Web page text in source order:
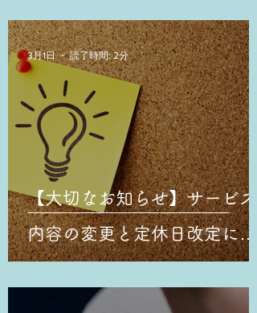
【大切なお知らせ】サービス
内容の変更と定休日改定につ
3月1日 読了時間: 2分